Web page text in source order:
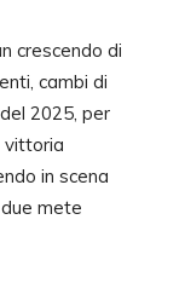
crescendo di
cambi di
2025, per
vittoria
in scena
mete